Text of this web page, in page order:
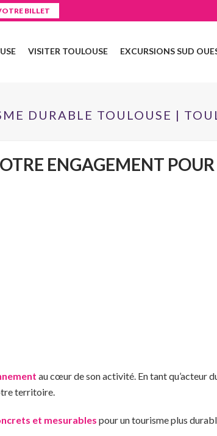
BILLET
VISITER TOULOUSE EXCURSIONS SUD
DURABLE TOULOUSE |
ENGAGEMENT
au cœur de son activité. En tant qu’acteur
territoire.
et mesurables pour un tourisme plus